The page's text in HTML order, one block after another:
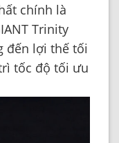
chính là
Trinity
đến lợi thế tối
tốc độ tối ưu